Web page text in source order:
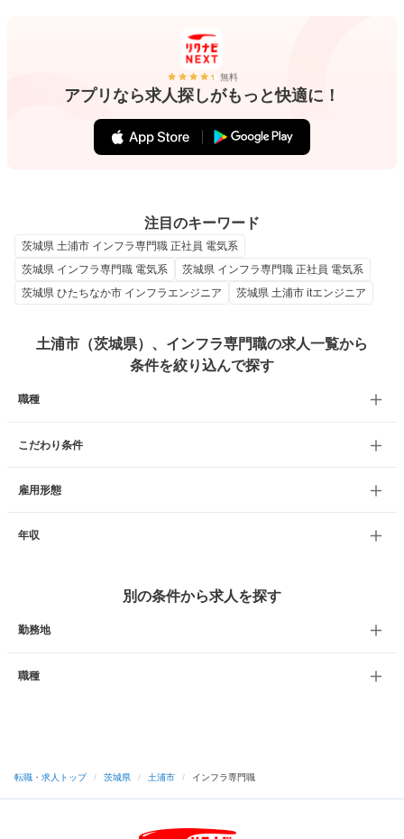
無料
アプリなら求人探しがもっと快適に！
注目のキーワード
茨城県 土浦市 インフラ専門職 正社員 電気系
茨城県 インフラ専門職 電気系
茨城県 インフラ専門職 正社員 電気系
茨城県 ひたちなか市 インフラエンジニア
茨城県 土浦市 itエンジニア
土浦市（茨城県）、インフラ専門職の求人一覧から
条件を絞り込んで探す
職種
こだわり条件
雇用形態
年収
別の条件から求人を探す
勤務地
職種
転職・求人トップ / 茨城県 / 土浦市 / インフラ専門職